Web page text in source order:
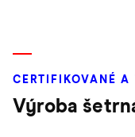
CERTIFIKOVANÉ A
Výroba